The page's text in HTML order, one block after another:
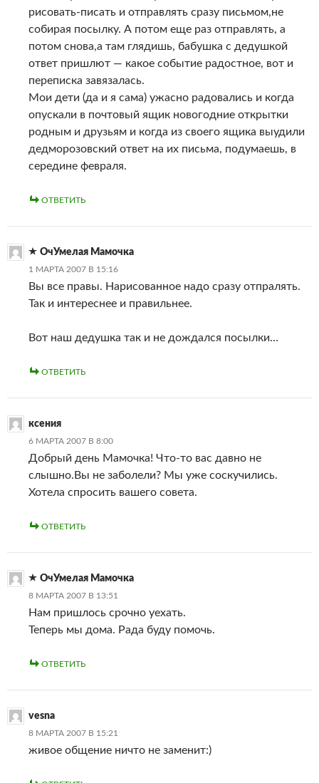
рисовать-писать и отправлять сразу письмом,не
собирая посылку. А потом еще раз отправлять, а
потом снова,а там глядишь, бабушка с дедушкой
ответ пришлют — какое событие радостное, вот и
переписка завязалась.
Мои дети (да и я сама) ужасно радовались и когда
опускали в почтовый ящик новогодние открытки
родным и друзьям и когда из своего ящика выудили
дедморозовский ответ на их письма, подумаешь, в
середине февраля.
ОТВЕТИТЬ
ОчУмелая Мамочка
1 МАРТА 2007 В 15:16
Вы все правы. Нарисованное надо сразу отпралять.
Так и интереснее и правильнее.
Вот наш дедушка так и не дождался посылки…
ОТВЕТИТЬ
ксения
6 МАРТА 2007 В 8:00
Добрый день Мамочка! Что-то вас давно не
слышно.Вы не заболели? Мы уже соскучились.
Хотела спросить вашего совета.
ОТВЕТИТЬ
ОчУмелая Мамочка
8 МАРТА 2007 В 13:51
Нам пришлось срочно уехать.
Теперь мы дома. Рада буду помочь.
ОТВЕТИТЬ
vesna
8 МАРТА 2007 В 15:21
живое общение ничто не заменит:)